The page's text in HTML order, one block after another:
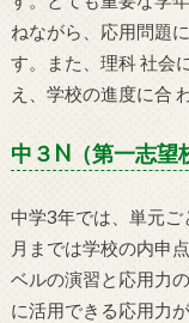
ねながら、応用問題
す。また、理科 社会
え、学校の進度に合
中３N（第一志望
中学3年では、単元ご
月までは学校の内申
ベルの演習と応用力
に活用できる応用力